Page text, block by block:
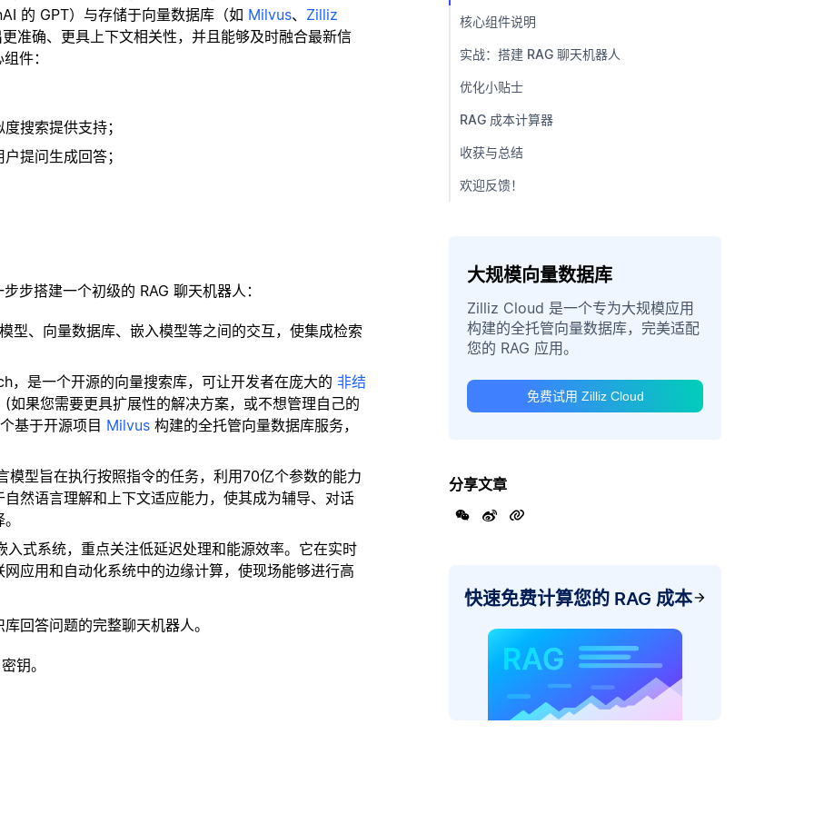
的 GPT）与存储于向量数据库（如 Milvus、 Zilliz
准确、更具上下文相关性，并且能够及时融合最新信
件：
搜索提供支持；
提问生成回答；
步搭建一个初级的 RAG 聊天机器人：
型、向量数据库、嵌入模型等之间的交互，使集成检索
是一个开源的向量搜索库，可让开发者在庞大的 非结
如果您需要更具扩展性的解决方案，或不想管理自己的
基于开源项目 Milvus 构建的全托管向量数据库服务，
模型旨在执行按照指令的任务，利用70亿个参数的能力
然语言理解和上下文适应能力，使其成为辅导、对话
入式系统，重点关注低延迟处理和能源效率。它在实时
应用和自动化系统中的边缘计算，使现场能够进行高
回答问题的完整聊天机器人。
钥。
核心组件说明
实战：搭建 RAG 聊天机器人
优化小贴士
RAG 成本计算器
收获与总结
欢迎反馈！
大规模向量数据库
Zilliz Cloud 是一个专为大规模应用
构建的全托管向量数据库，完美适配
您的 RAG 应用。
免费试用 Zilliz Cloud
分享文章
快速免费计算您的 RAG 成本